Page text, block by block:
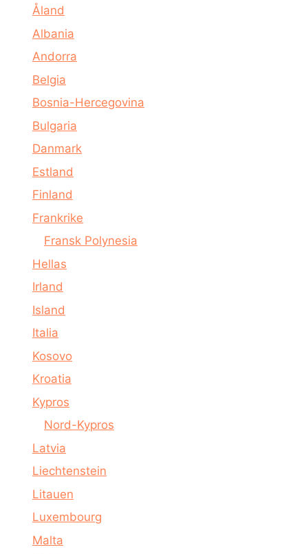
Åland
Albania
Andorra
Belgia
Bosnia-Hercegovina
Bulgaria
Danmark
Estland
Finland
Frankrike
Fransk Polynesia
Hellas
Irland
Island
Italia
Kosovo
Kroatia
Kypros
Nord-Kypros
Latvia
Liechtenstein
Litauen
Luxembourg
Malta